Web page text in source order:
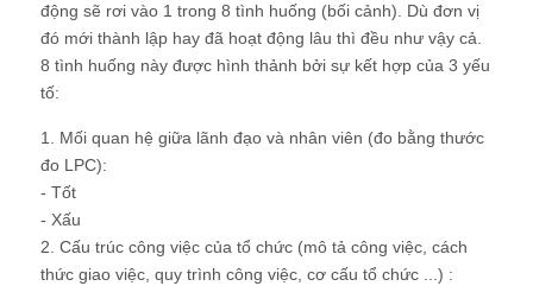
động sẽ rơi vào 1 trong 8 tình huống (bối cảnh). Dù đơn vị
đó mới thành lập hay đã hoạt động lâu thì đều như vậy cả.
8 tình huống này được hình thảnh bởi sự kết hợp của 3 yếu
tố:
1. Mối quan hệ giữa lãnh đạo và nhân viên (đo bằng thước
đo LPC):
- Tốt
- Xấu
2. Cấu trúc công việc của tổ chức (mô tả công việc, cách
thức giao việc, quy trình công việc, cơ cấu tổ chức ...) :